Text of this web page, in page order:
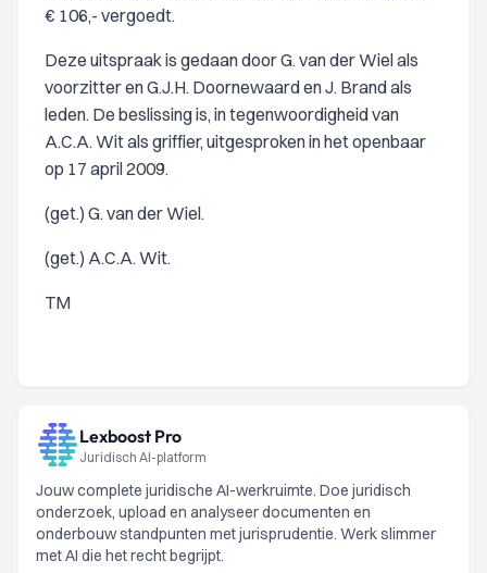
€ 106,- vergoedt.
Deze uitspraak is gedaan door G. van der Wiel als
voorzitter en G.J.H. Doornewaard en J. Brand als
leden. De beslissing is, in tegenwoordigheid van
A.C.A. Wit als griffier, uitgesproken in het openbaar
op 17 april 2009.
(get.) G. van der Wiel.
(get.) A.C.A. Wit.
TM
Lexboost Pro
Juridisch AI-platform
Jouw complete juridische AI-werkruimte. Doe juridisch
onderzoek, upload en analyseer documenten en
onderbouw standpunten met jurisprudentie. Werk slimmer
met AI die het recht begrijpt.